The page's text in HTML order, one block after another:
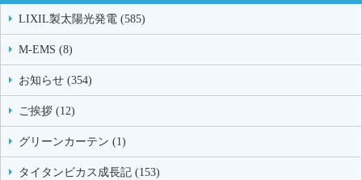
LIXIL製太陽光発電 (585)
M-EMS (8)
お知らせ (354)
ご挨拶 (12)
グリーンカーテン (1)
タイタンビカス成長記 (153)